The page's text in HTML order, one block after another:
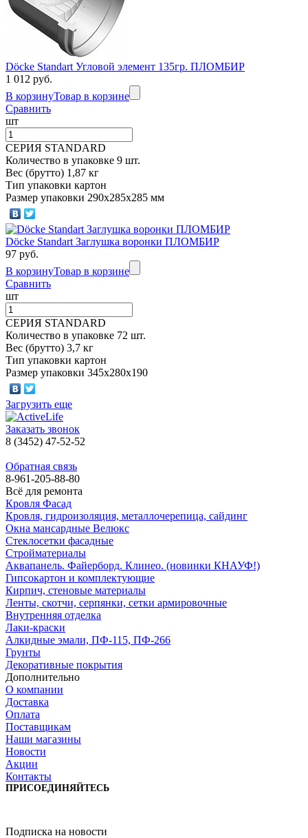
Döcke Standart Угловой элемент 135гр. ПЛОМБИР
1 012 руб.
В корзинуТовар в корзине
Сравнить
шт
СЕРИЯ STANDARD
Количество в упаковке 9 шт.
Вес (брутто) 1,87 кг
Тип упаковки картон
Размер упаковки 290х285х285 мм
Döcke Standart Заглушка воронки ПЛОМБИР
97 руб.
В корзинуТовар в корзине
Сравнить
шт
СЕРИЯ STANDARD
Количество в упаковке 72 шт.
Вес (брутто) 3,7 кг
Тип упаковки картон
Размер упаковки 345х280х190
Загрузить еще
Заказать звонок
8 (3452) 47-52-52
Обратная связь
8-961-205-88-80
Всё для ремонта
Кровля Фасад
Кровля, гидроизоляция, металлочерепица, сайдинг
Окна мансардные Велюкс
Стеклосетки фасадные
Стройматериалы
Аквапанель. Файерборд. Клинео. (новинки КНАУФ!)
Гипсокартон и комплектующие
Кирпич, стеновые материалы
Ленты, скотчи, серпянки, сетки армировочные
Внутренняя отделка
Лаки-краски
Алкидные эмали, ПФ-115, ПФ-266
Грунты
Декоративные покрытия
Дополнительно
О компании
Доставка
Оплата
Поставщикам
Наши магазины
Новости
Акции
Контакты
ПРИСОЕДИНЯЙТЕСЬ
Подписка на новости